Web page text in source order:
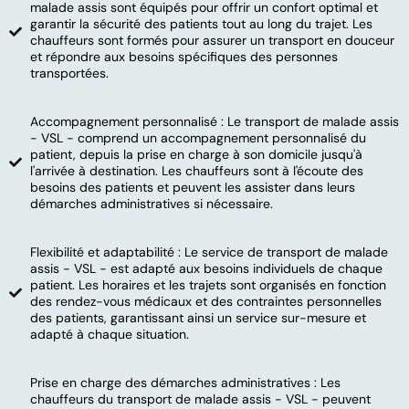
malade assis sont équipés pour offrir un confort optimal et
garantir la sécurité des patients tout au long du trajet. Les
chauffeurs sont formés pour assurer un transport en douceur
et répondre aux besoins spécifiques des personnes
transportées.
Accompagnement personnalisé : Le transport de malade assis
- VSL - comprend un accompagnement personnalisé du
patient, depuis la prise en charge à son domicile jusqu'à
l'arrivée à destination. Les chauffeurs sont à l'écoute des
besoins des patients et peuvent les assister dans leurs
démarches administratives si nécessaire.
Flexibilité et adaptabilité : Le service de transport de malade
assis - VSL - est adapté aux besoins individuels de chaque
patient. Les horaires et les trajets sont organisés en fonction
des rendez-vous médicaux et des contraintes personnelles
des patients, garantissant ainsi un service sur-mesure et
adapté à chaque situation.
Prise en charge des démarches administratives : Les
chauffeurs du transport de malade assis - VSL - peuvent